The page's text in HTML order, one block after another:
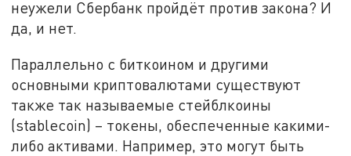
неужели Сбербанк пройдёт против закона? И
да, и нет.
Параллельно с биткоином и другими
основными криптовалютами существуют
также так называемые стейблкоины
(stablecoin) – токены, обеспеченные какими-
либо активами. Например, это могут быть